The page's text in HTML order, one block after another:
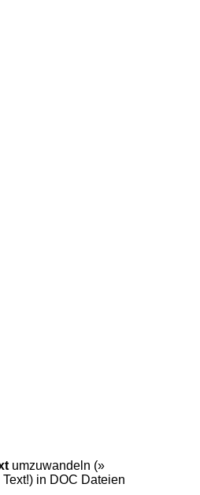
umzuwandeln (»
in DOC Dateien